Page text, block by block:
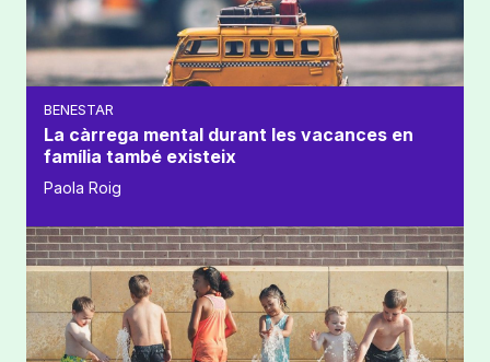
BENESTAR
La càrrega mental durant les vacances en
família també existeix
Paola Roig